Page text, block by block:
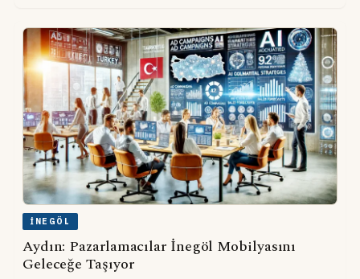
İNEGÖL
Aydın: Pazarlamacılar İnegöl Mobilyasını
Geleceğe Taşıyor